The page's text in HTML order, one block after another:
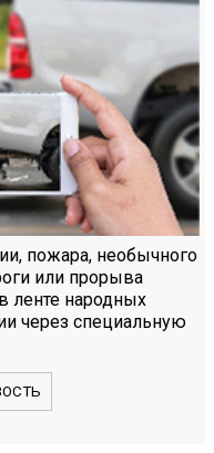
пожара, необычного
или прорыва
ленте народных
через специальную